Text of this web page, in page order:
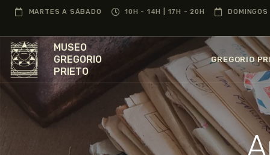
MARTES A SÁBADO 10H - 14H | 17H - 20H
MUSEO
GREGORIO
PRIETO
GREGORIO